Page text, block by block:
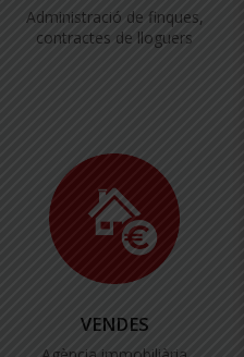
Administració de finques,
contractes de lloguers
VENDES